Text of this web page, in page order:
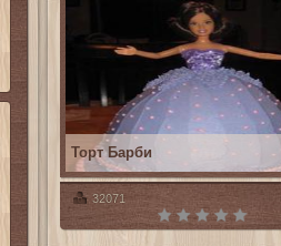
32071
Торт Барби